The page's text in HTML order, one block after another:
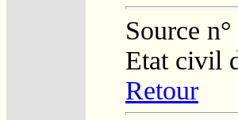
Source
Etat civil
Retour